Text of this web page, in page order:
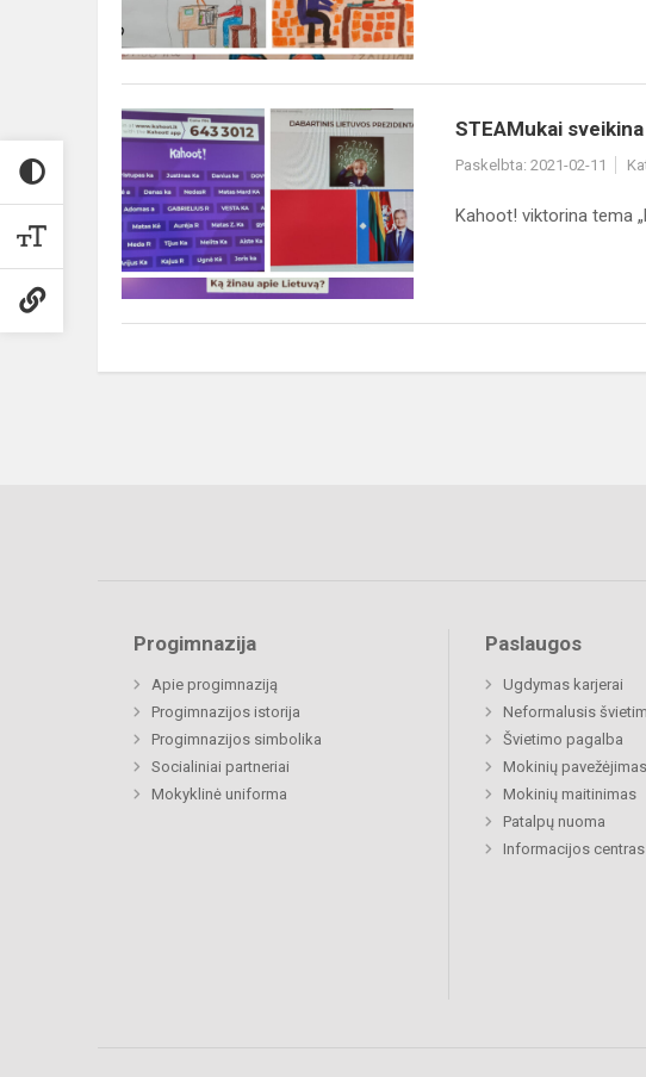
STEAMukai
sveikina
Lietuvą
STEAMukai
Paskelbta: 2021-02-11
Kahoot! viktorina tema
Progimnazija
Apie progimnaziją
Progimnazijos istorija
Progimnazijos simbolika
Socialiniai partneriai
Mokyklinė uniforma
Paslaugos
Ugdymas karjerai
Neformalusis
Švietimo pagalba
Mokinių pavežėjimas
Mokinių maitinimas
Patalpų nuoma
Informacijos centras